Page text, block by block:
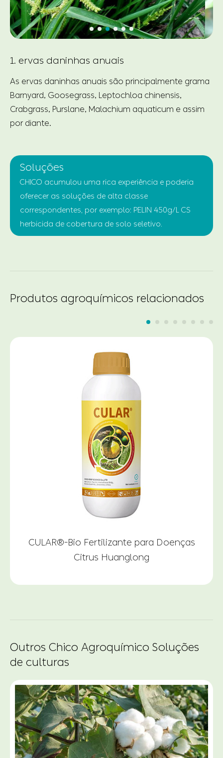
1. ervas daninhas anuais
As ervas daninhas anuais são principalmente grama
Barnyard, Goosegrass, Leptochloa chinensis,
Crabgrass, Purslane, Malachium aquaticum e assim
por diante.
Soluções
CHICO acumulou uma rica experiência e poderia
oferecer as soluções de alta classe
correspondentes, por exemplo: PELIN 450g/L CS
herbicida de cobertura de solo seletivo.
Produtos agroquímicos relacionados
CULAR®-Bio Fertilizante para Doenças
Citrus Huanglong
Outros Chico Agroquímico Soluções
de culturas